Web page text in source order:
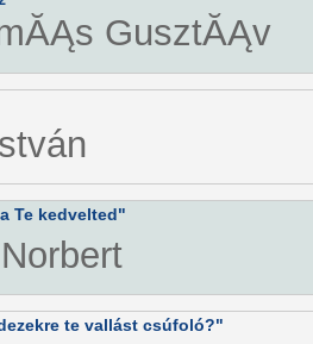
GusztĂĄv
Te kedvelted"
te vallást csúfoló?"